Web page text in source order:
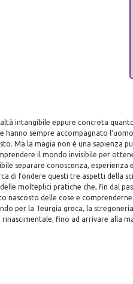
intangibile eppure concreta
hanno sempre accompagnato
Ma la magia non è una sapienza
il mondo invisibile per
separare conoscenza, esperienza
di fondere questi tre aspetti della
molteplici pratiche che, fin dal
delle cose e comprenderne
per la Teurgia greca, la
fino ad arrivare alla